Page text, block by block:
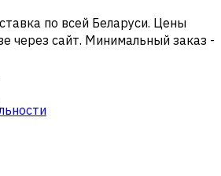
по всей Беларуси. Цены
через сайт. Минимальный заказ -